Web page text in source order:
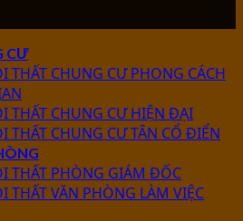
CƯ
THẤT CHUNG CƯ PHONG CÁCH
THẤT CHUNG CƯ HIỆN ĐẠI
THẤT CHUNG CƯ TÂN CỔ ĐIỂN
THẤT PHÒNG GIÁM ĐỐC
THẤT VĂN PHÒNG LÀM VIỆC